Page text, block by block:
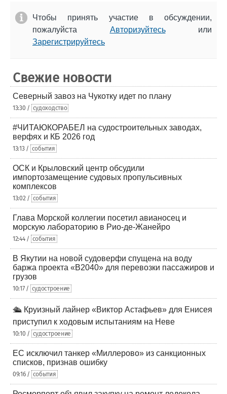
Чтобы принять участие в обсуждении,
пожалуйста Авторизуйтесьили
Зарегистрируйтесь
Свежие новости
Северный завоз на Чукотку идет по плану
13:30 / судоходство
#ЧИТАЮКОРАБЕЛ на судостроительных заводах,
верфях и КБ 2026 год
13:13 / события
ОСК и Крыловский центр обсудили
импортозамещение судовых пропульсивных
комплексов
13:02 / события
Глава Морской коллегии посетил авианосец и
морскую лабораторию в Рио-де-Жанейро
12:44 / события
В Якутии на новой судоверфи спущена на воду
баржа проекта «В2040» для перевозки пассажиров и
грузов
10:17 / судостроение
🛳️ Круизный лайнер «Виктор Астафьев» для Енисея
приступил к ходовым испытаниям на Неве
10:10 / судостроение
ЕС исключил танкер «Миллерово» из санкционных
списков, признав ошибку
09:16 / события